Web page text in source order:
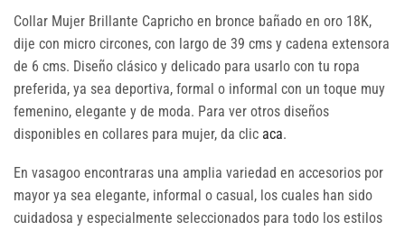
Collar Mujer Brillante Capricho en bronce bañado en oro 18K,
dije con micro circones, con largo de 39 cms y cadena extensora
de 6 cms. Diseño clásico y delicado para usarlo con tu ropa
preferida, ya sea deportiva, formal o informal con un toque muy
femenino, elegante y de moda. Para ver otros diseños
disponibles en collares para mujer, da clic aca.
En vasagoo encontraras una amplia variedad en accesorios por
mayor ya sea elegante, informal o casual, los cuales han sido
cuidadosa y especialmente seleccionados para todo los estilos